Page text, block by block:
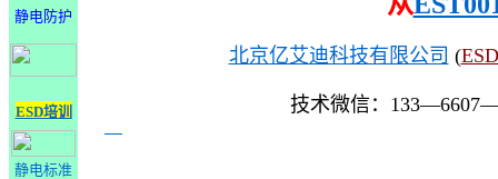
静电防护
ESD培训
静电标准
北京亿艾迪科技有限公司 (
技术微信：